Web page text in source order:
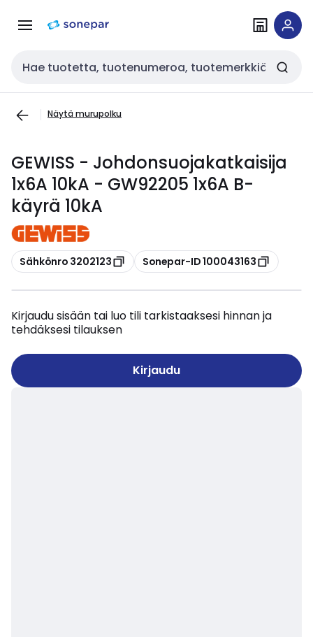
navigointiinsisältöön
Haku
Näytä murupolku
GEWISS - Johdonsuojakatkaisija
1x6A 10kA - GW92205 1x6A B-
käyrä 10kA
Kopioi
Sähkönro 3202123 Kopioi
Sonepar-ID 100043163
Kirjaudu sisään tai luo tili tarkistaaksesi hinnan ja
tehdäksesi tilauksen
Kirjaudu